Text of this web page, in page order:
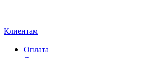
Клиентам
Оплата